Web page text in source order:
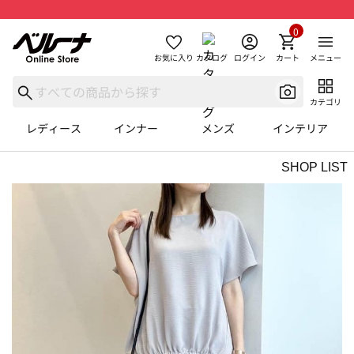
お気に入り カタログ ログイン カート
0
メニュー
カテゴリ
レディース インナー メンズ インテリア
SHOP LIST